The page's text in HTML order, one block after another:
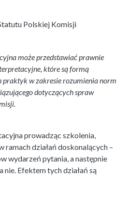
Polskiej Komisji
może przedstawiać prawnie
które są formą
praktyk w zakresie rozumienia norm
dotyczących spraw
prowadząc szkolenia,
ramach działań doskonalących –
wydarzeń pytania, a następnie
nie. Efektem tych działań są